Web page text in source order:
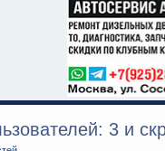
3 и